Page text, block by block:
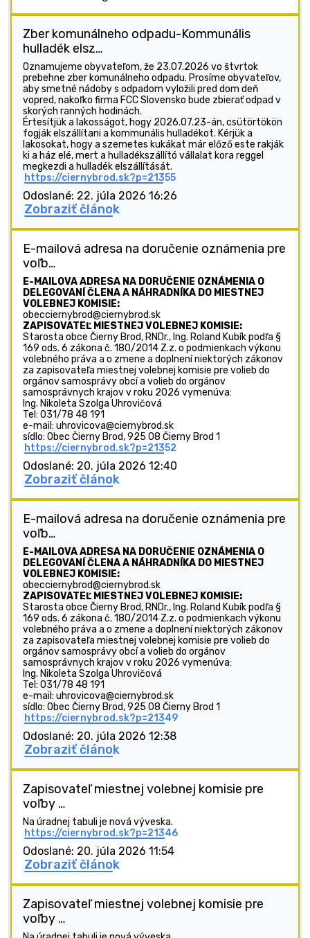
Zber komunálneho odpadu-Kommunális
hulladék elsz…
Oznamujeme obyvateľom, že 23.07.2026 vo štvrtok
prebehne zber komunálneho odpadu. Prosíme obyvateľov,
aby smetné nádoby s odpadom vyložili pred dom deň
vopred, nakoľko firma FCC Slovensko bude zbierať odpad v
skorých ranných hodinách.
Értesítjük a lakosságot, hogy 2026.07.23-án, csütörtökön
fogják elszállítani a kommunális hulladékot. Kérjük a
lakosokat, hogy a szemetes kukákat már előző este rakják
ki a ház elé, mert a hulladékszállító vállalat kora reggel
megkezdi a hulladék elszállítását.
https://ciernybrod.sk?p=21355
Odoslané: 22. júla 2026 16:26
Zobraziť článok
E-mailová adresa na doručenie oznámenia pre
voľb…
E-MAILOVA ADRESA NA DORUČENIE OZNÁMENIA O
DELEGOVANÍ ČLENA A NÁHRADNÍKA DO MIESTNEJ
VOLEBNEJ KOMISIE:
obecciernybrod@ciernybrod.sk
ZAPISOVATEĽ MIESTNEJ VOLEBNEJ KOMISIE:
Starosta obce Čierny Brod, RNDr., Ing. Roland Kubík podľa §
169 ods. 6 zákona č. 180/2014 Z.z. o podmienkach výkonu
volebného práva a o zmene a doplnení niektorých zákonov
za zapisovateľa miestnej volebnej komisie pre volieb do
orgánov samosprávy obcí a volieb do orgánov
samosprávnych krajov v roku 2026 vymenúva:
Ing. Nikoleta Szolga Uhrovičová
Tel: 031/78 48 191
e-mail: uhrovicova@ciernybrod.sk
sídlo: Obec Čierny Brod, 925 08 Čierny Brod 1
https://ciernybrod.sk?p=21352
Odoslané: 20. júla 2026 12:40
Zobraziť článok
E-mailová adresa na doručenie oznámenia pre
voľb…
E-MAILOVA ADRESA NA DORUČENIE OZNÁMENIA O
DELEGOVANÍ ČLENA A NÁHRADNÍKA DO MIESTNEJ
VOLEBNEJ KOMISIE:
obecciernybrod@ciernybrod.sk
ZAPISOVATEĽ MIESTNEJ VOLEBNEJ KOMISIE:
Starosta obce Čierny Brod, RNDr., Ing. Roland Kubík podľa §
169 ods. 6 zákona č. 180/2014 Z.z. o podmienkach výkonu
volebného práva a o zmene a doplnení niektorých zákonov
za zapisovateľa miestnej volebnej komisie pre volieb do
orgánov samosprávy obcí a volieb do orgánov
samosprávnych krajov v roku 2026 vymenúva:
Ing. Nikoleta Szolga Uhrovičová
Tel: 031/78 48 191
e-mail: uhrovicova@ciernybrod.sk
sídlo: Obec Čierny Brod, 925 08 Čierny Brod 1
https://ciernybrod.sk?p=21349
Odoslané: 20. júla 2026 12:38
Zobraziť článok
Zapisovateľ miestnej volebnej komisie pre
voľby …
Na úradnej tabuli je nová výveska.
https://ciernybrod.sk?p=21346
Odoslané: 20. júla 2026 11:54
Zobraziť článok
Zapisovateľ miestnej volebnej komisie pre
voľby …